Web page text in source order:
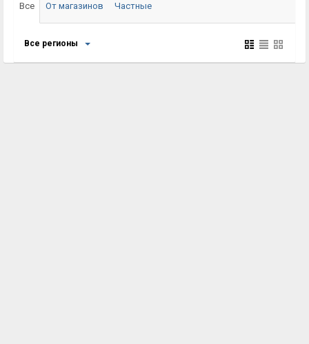
Все От магазинов Частные
Все регионы